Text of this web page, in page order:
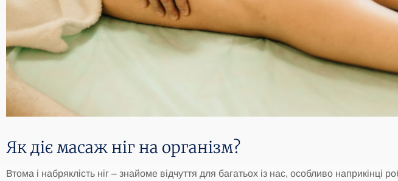
Як діє масаж ніг на організм?
Втома і набряклість ніг – знайоме відчуття для багатьох із нас, особливо